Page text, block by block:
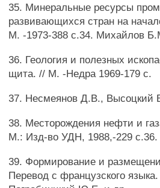
35. Минеральные ресурсы
развивающихся стран на
М. -1973-388 с.34. Михайлов
36. Геология и полезных
щита. // М. -Недра 1969-179 с.
37. Несмеянов Д.В., Высоцкий
38. Месторождения нефти и
М.: Изд-во УДН, 1988,-229
39. Формирование и
Перевод с французского